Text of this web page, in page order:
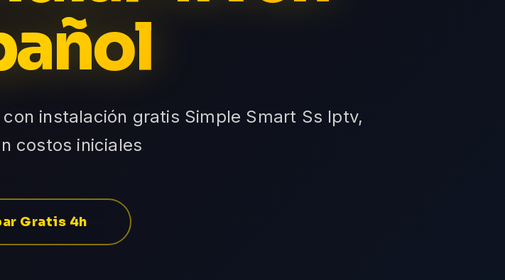
instalación gratis Simple Smart Ss Iptv,
costos iniciales
Gratis 4h